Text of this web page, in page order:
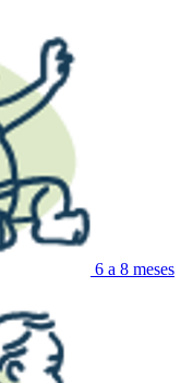
6 a 8 meses